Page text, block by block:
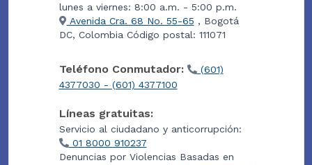
lunes a viernes: 8:00 a.m. - 5:00 p.m.
Avenida Cra. 68 No. 55-65 , Bogotá
DC, Colombia Código postal: 111071
Teléfono Conmutador:
(601)
4377030 - (601) 4377100
Líneas gratuitas:
Servicio al ciudadano y anticorrupción:
01 8000 910237
Denuncias por Violencias Basadas en